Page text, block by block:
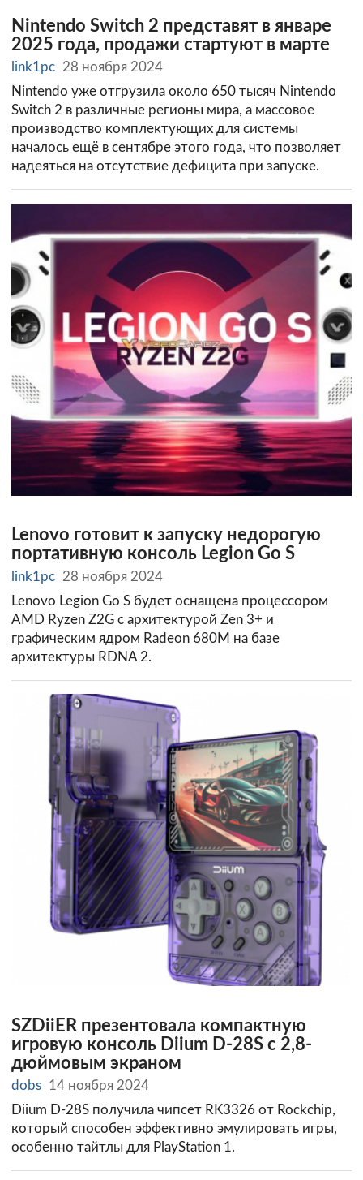
Nintendo Switch 2 представят в январе
2025 года, продажи стартуют в марте
link1pc 28 ноября 2024
Nintendo уже отгрузила около 650 тысяч Nintendo
Switch 2 в различные регионы мира, а массовое
производство комплектующих для системы
началось ещё в сентябре этого года, что позволяет
надеяться на отсутствие дефицита при запуске.
Lenovo готовит к запуску недорогую
портативную консоль Legion Go S
link1pc 28 ноября 2024
Lenovo Legion Go S будет оснащена процессором
AMD Ryzen Z2G с архитектурой Zen 3+ и
графическим ядром Radeon 680M на базе
архитектуры RDNA 2.
SZDiiER презентовала компактную
игровую консоль Diium D-28S с 2,8-
дюймовым экраном
dobs 14 ноября 2024
Diium D-28S получила чипсет RK3326 от Rockchip,
который способен эффективно эмулировать игры,
особенно тайтлы для PlayStation 1.